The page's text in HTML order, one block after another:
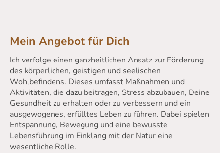
Mein Angebot für Dich
Ich verfolge einen ganzheitlichen Ansatz zur Förderung
des körperlichen, geistigen und seelischen
Wohlbefindens. Dieses umfasst Maßnahmen und
Aktivitäten, die dazu beitragen, Stress abzubauen, Deine
Gesundheit zu erhalten oder zu verbessern und ein
ausgewogenes, erfülltes Leben zu führen. Dabei spielen
Entspannung, Bewegung und eine bewusste
Lebensführung im Einklang mit der Natur eine
wesentliche Rolle.